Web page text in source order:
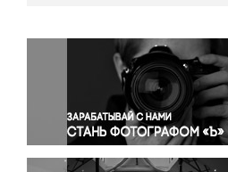
Окружающая среда
Политика
Правосудие
Происшествия и конфликты
Религия
Светская жизнь